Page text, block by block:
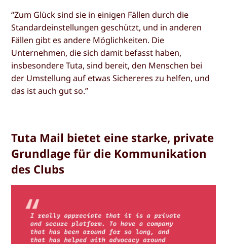
“Zum Glück sind sie in einigen Fällen durch die
Standardeinstellungen geschützt, und in anderen
Fällen gibt es andere Möglichkeiten. Die
Unternehmen, die sich damit befasst haben,
insbesondere Tuta, sind bereit, den Menschen bei
der Umstellung auf etwas Sichereres zu helfen, und
das ist auch gut so.”
Tuta Mail bietet eine starke, private
Grundlage für die Kommunikation
des Clubs